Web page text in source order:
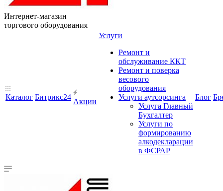
Интернет-магазин
торгового оборудования
Каталог Битрикс24
Акции
Услуги
Ремонт и
обслуживание ККТ
Ремонт и поверка
весового
оборудования
Услуги аутсорсинга
Услуга Главный
Бухгалтер
Услуги по
формированию
алкодекларации
в ФСРАР
Блог